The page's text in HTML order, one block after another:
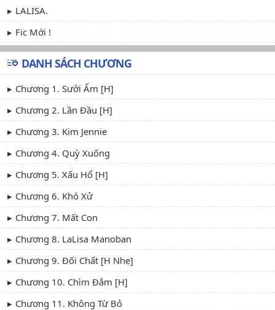
LALISA.
Fic Mới !
DANH SÁCH CHƯƠNG
Chương 1. Sưởi Ấm [H]
Chương 2. Lần Đầu [H]
Chương 3. Kim Jennie
Chương 4. Quỳ Xuống
Chương 5. Xấu Hổ [H]
Chương 6. Khó Xử
Chương 7. Mất Con
Chương 8. LaLisa Manoban
Chương 9. Đối Chất [H Nhẹ]
Chương 10. Chìm Đắm [H]
Chương 11. Không Từ Bỏ